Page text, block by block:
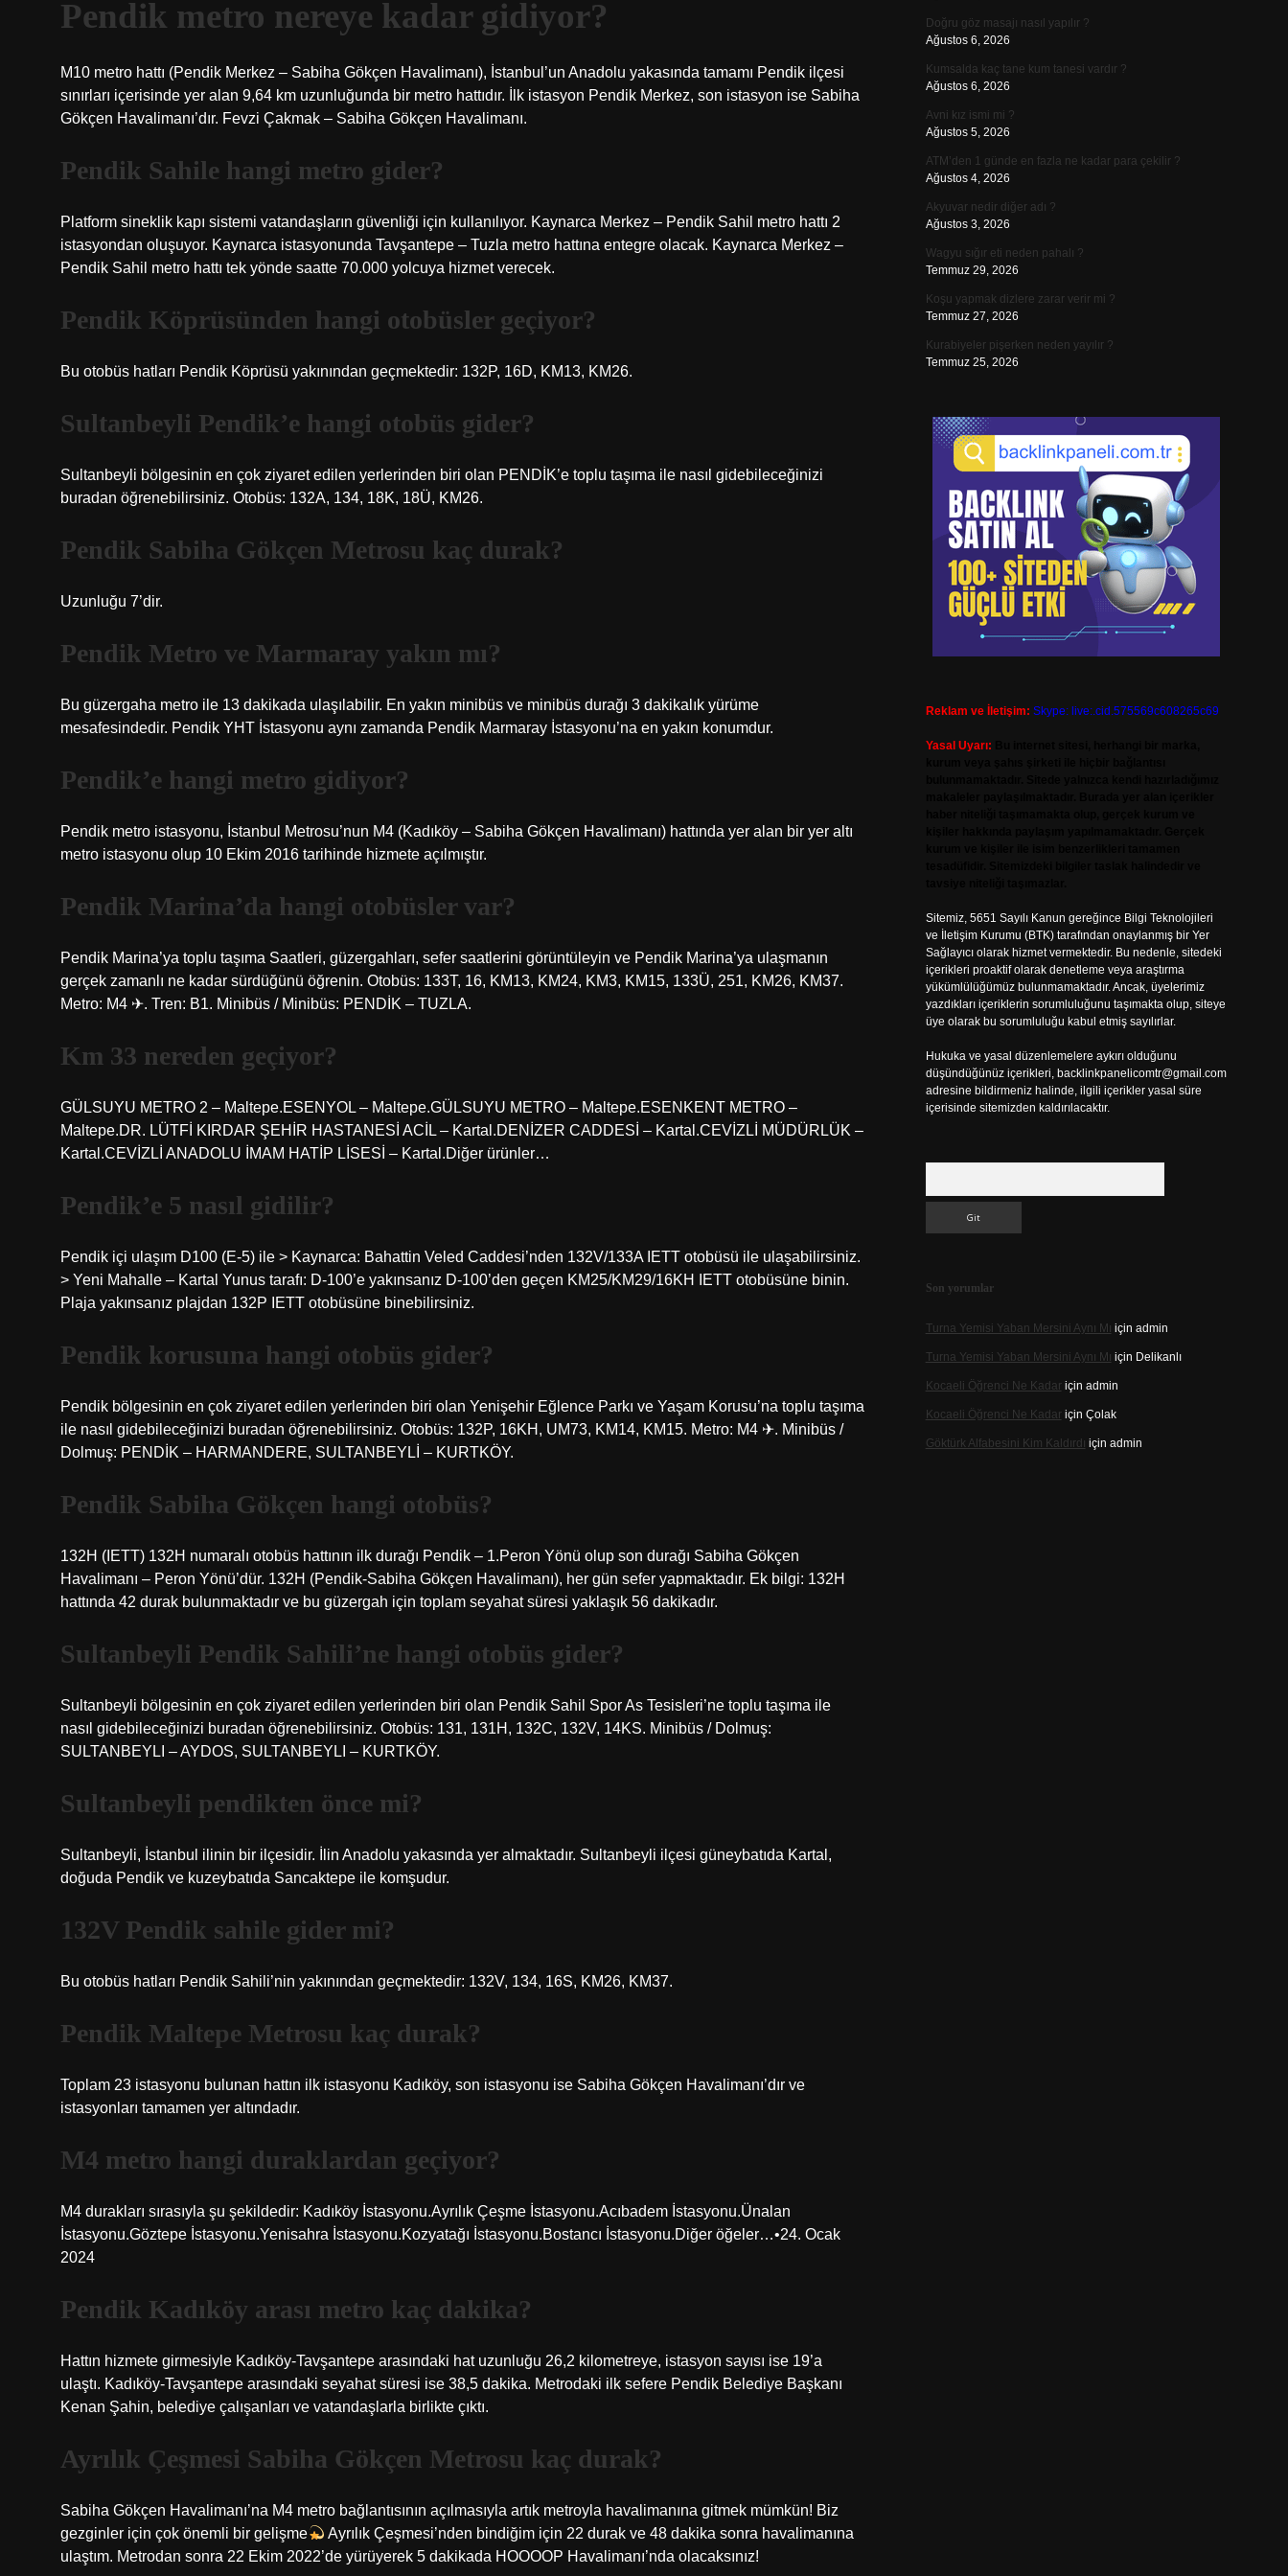
Pendik metro nereye kadar gidiyor?
M10 metro hattı (Pendik Merkez – Sabiha Gökçen Havalimanı), İstanbul’un Anadolu yakasında tamamı Pendik ilçesi
sınırları içerisinde yer alan 9,64 km uzunluğunda bir metro hattıdır. İlk istasyon Pendik Merkez, son istasyon ise Sabiha
Gökçen Havalimanı’dır. Fevzi Çakmak – Sabiha Gökçen Havalimanı.
Pendik Sahile hangi metro gider?
Platform sineklik kapı sistemi vatandaşların güvenliği için kullanılıyor. Kaynarca Merkez – Pendik Sahil metro hattı 2
istasyondan oluşuyor. Kaynarca istasyonunda Tavşantepe – Tuzla metro hattına entegre olacak. Kaynarca Merkez –
Pendik Sahil metro hattı tek yönde saatte 70.000 yolcuya hizmet verecek.
Pendik Köprüsünden hangi otobüsler geçiyor?
Bu otobüs hatları Pendik Köprüsü yakınından geçmektedir: 132P, 16D, KM13, KM26.
Sultanbeyli Pendik’e hangi otobüs gider?
Sultanbeyli bölgesinin en çok ziyaret edilen yerlerinden biri olan PENDİK’e toplu taşıma ile nasıl gidebileceğinizi
buradan öğrenebilirsiniz. Otobüs: 132A, 134, 18K, 18Ü, KM26.
Pendik Sabiha Gökçen Metrosu kaç durak?
Uzunluğu 7’dir.
Pendik Metro ve Marmaray yakın mı?
Bu güzergaha metro ile 13 dakikada ulaşılabilir. En yakın minibüs ve minibüs durağı 3 dakikalık yürüme
mesafesindedir. Pendik YHT İstasyonu aynı zamanda Pendik Marmaray İstasyonu’na en yakın konumdur.
Pendik’e hangi metro gidiyor?
Pendik metro istasyonu, İstanbul Metrosu’nun M4 (Kadıköy – Sabiha Gökçen Havalimanı) hattında yer alan bir yer altı
metro istasyonu olup 10 Ekim 2016 tarihinde hizmete açılmıştır.
Pendik Marina’da hangi otobüsler var?
Pendik Marina’ya toplu taşıma Saatleri, güzergahları, sefer saatlerini görüntüleyin ve Pendik Marina’ya ulaşmanın
gerçek zamanlı ne kadar sürdüğünü öğrenin. Otobüs: 133T, 16, KM13, KM24, KM3, KM15, 133Ü, 251, KM26, KM37.
Metro: M4 ✈. Tren: B1. Minibüs / Minibüs: PENDİK – TUZLA.
Km 33 nereden geçiyor?
GÜLSUYU METRO 2 – Maltepe.ESENYOL – Maltepe.GÜLSUYU METRO – Maltepe.ESENKENT METRO –
Maltepe.DR. LÜTFİ KIRDAR ŞEHİR HASTANESİ ACİL – Kartal.DENİZER CADDESİ – Kartal.CEVİZLİ MÜDÜRLÜK –
Kartal.CEVİZLİ ANADOLU İMAM HATİP LİSESİ – Kartal.Diğer ürünler…
Pendik’e 5 nasıl gidilir?
Pendik içi ulaşım D100 (E-5) ile > Kaynarca: Bahattin Veled Caddesi’nden 132V/133A IETT otobüsü ile ulaşabilirsiniz.
> Yeni Mahalle – Kartal Yunus tarafı: D-100’e yakınsanız D-100’den geçen KM25/KM29/16KH IETT otobüsüne binin.
Plaja yakınsanız plajdan 132P IETT otobüsüne binebilirsiniz.
Pendik korusuna hangi otobüs gider?
Pendik bölgesinin en çok ziyaret edilen yerlerinden biri olan Yenişehir Eğlence Parkı ve Yaşam Korusu’na toplu taşıma
ile nasıl gidebileceğinizi buradan öğrenebilirsiniz. Otobüs: 132P, 16KH, UM73, KM14, KM15. Metro: M4 ✈. Minibüs /
Dolmuş: PENDİK – HARMANDERE, SULTANBEYLİ – KURTKÖY.
Pendik Sabiha Gökçen hangi otobüs?
132H (IETT) 132H numaralı otobüs hattının ilk durağı Pendik – 1.Peron Yönü olup son durağı Sabiha Gökçen
Havalimanı – Peron Yönü’dür. 132H (Pendik-Sabiha Gökçen Havalimanı), her gün sefer yapmaktadır. Ek bilgi: 132H
hattında 42 durak bulunmaktadır ve bu güzergah için toplam seyahat süresi yaklaşık 56 dakikadır.
Sultanbeyli Pendik Sahili’ne hangi otobüs gider?
Sultanbeyli bölgesinin en çok ziyaret edilen yerlerinden biri olan Pendik Sahil Spor As Tesisleri’ne toplu taşıma ile
nasıl gidebileceğinizi buradan öğrenebilirsiniz. Otobüs: 131, 131H, 132C, 132V, 14KS. Minibüs / Dolmuş:
SULTANBEYLI – AYDOS, SULTANBEYLI – KURTKÖY.
Sultanbeyli pendikten önce mi?
Sultanbeyli, İstanbul ilinin bir ilçesidir. İlin Anadolu yakasında yer almaktadır. Sultanbeyli ilçesi güneybatıda Kartal,
doğuda Pendik ve kuzeybatıda Sancaktepe ile komşudur.
132V Pendik sahile gider mi?
Bu otobüs hatları Pendik Sahili’nin yakınından geçmektedir: 132V, 134, 16S, KM26, KM37.
Pendik Maltepe Metrosu kaç durak?
Toplam 23 istasyonu bulunan hattın ilk istasyonu Kadıköy, son istasyonu ise Sabiha Gökçen Havalimanı’dır ve
istasyonları tamamen yer altındadır.
M4 metro hangi duraklardan geçiyor?
M4 durakları sırasıyla şu şekildedir: Kadıköy İstasyonu.Ayrılık Çeşme İstasyonu.Acıbadem İstasyonu.Ünalan
İstasyonu.Göztepe İstasyonu.Yenisahra İstasyonu.Kozyatağı İstasyonu.Bostancı İstasyonu.Diğer öğeler…•24. Ocak
2024
Pendik Kadıköy arası metro kaç dakika?
Hattın hizmete girmesiyle Kadıköy-Tavşantepe arasındaki hat uzunluğu 26,2 kilometreye, istasyon sayısı ise 19’a
ulaştı. Kadıköy-Tavşantepe arasındaki seyahat süresi ise 38,5 dakika. Metrodaki ilk sefere Pendik Belediye Başkanı
Kenan Şahin, belediye çalışanları ve vatandaşlarla birlikte çıktı.
Ayrılık Çeşmesi Sabiha Gökçen Metrosu kaç durak?
Sabiha Gökçen Havalimanı’na M4 metro bağlantısının açılmasıyla artık metroyla havalimanına gitmek mümkün! Biz
gezginler için çok önemli bir gelişme
Ayrılık Çeşmesi’nden bindiğim için 22 durak ve 48 dakika sonra havalimanına
ulaştım. Metrodan sonra 22 Ekim 2022’de yürüyerek 5 dakikada HOOOOP Havalimanı’nda olacaksınız!
Doğru göz masajı nasıl yapılır ?
Ağustos 6, 2026
Kumsalda kaç tane kum tanesi vardır ?
Ağustos 6, 2026
Avni kız ismi mi ?
Ağustos 5, 2026
ATM’den 1 günde en fazla ne kadar para çekilir ?
Ağustos 4, 2026
Akyuvar nedir diğer adı ?
Ağustos 3, 2026
Wagyu sığır eti neden pahalı ?
Temmuz 29, 2026
Koşu yapmak dizlere zarar verir mi ?
Temmuz 27, 2026
Kurabiyeler pişerken neden yayılır ?
Temmuz 25, 2026
Reklam ve İletişim: Skype: live:.cid.575569c608265c69
Yasal Uyarı:
Sitemiz, 5651 Sayılı Kanun gereğince Bilgi Teknolojileri
ve İletişim Kurumu (BTK) tarafından onaylanmış bir Yer
Sağlayıcı olarak hizmet vermektedir. Bu nedenle, sitedeki
içerikleri proaktif olarak denetleme veya araştırma
yükümlülüğümüz bulunmamaktadır. Ancak, üyelerimiz
yazdıkları içeriklerin sorumluluğunu taşımakta olup, siteye
üye olarak bu sorumluluğu kabul etmiş sayılırlar.
Hukuka ve yasal düzenlemelere aykırı olduğunu
düşündüğünüz içerikleri, backlinkpanelicomtr@gmail.com
adresine bildirmeniz halinde, ilgili içerikler yasal süre
içerisinde sitemizden kaldırılacaktır.
Son yorumlar
Turna Yemisi Yaban Mersini Aynı Mı için admin
Turna Yemisi Yaban Mersini Aynı Mı için Delikanlı
Kocaeli Öğrenci Ne Kadariçin admin
Kocaeli Öğrenci Ne Kadariçin Çolak
Göktürk Alfabesini Kim Kaldırdı için admin